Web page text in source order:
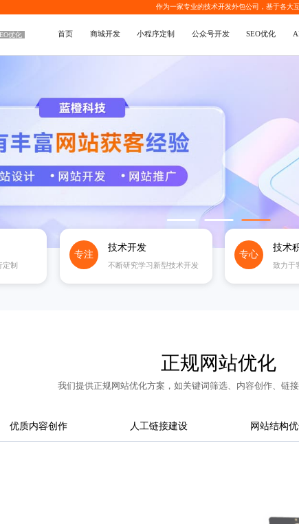
作为一家专业的技术开发外包公司 ，基于各大
优化 首页 商城开发 小程序定制 公众号开发 SEO优化
制
专注
技术开发
不断研究学习新型技术开发
专心
技术
致力于
正规网站优化
我们提供正规网站优化方案，如关键词筛选、内容创作、链
优质内容创作 人工链接建设 网站结构